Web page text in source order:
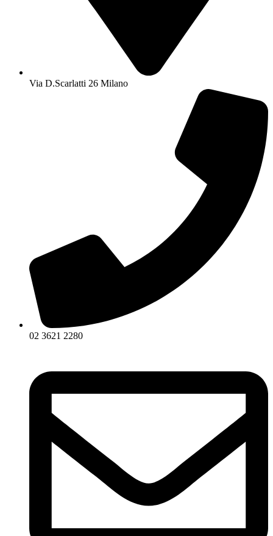
Via D.Scarlatti 26 Milano
02 3621 2280